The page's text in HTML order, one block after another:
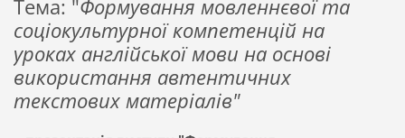
Тема: "Формування мовленнєвої та
соціокультурної компетенцій на
уроках англійської мови на основі
використання автентичних
текстових матеріалів"